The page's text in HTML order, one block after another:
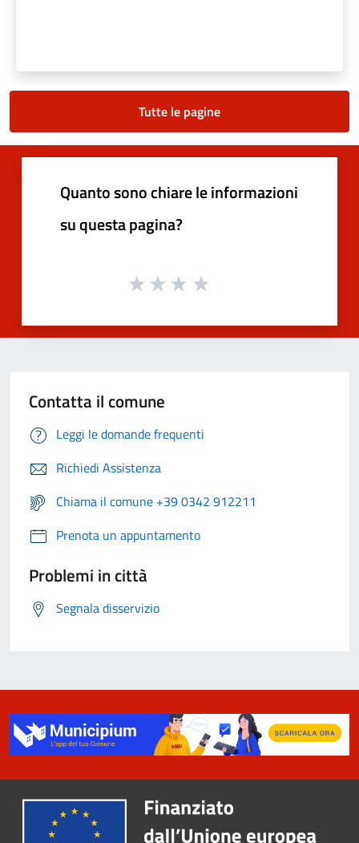
Tutte le pagine
Quanto sono chiare le informazioni
su questa pagina?
Contatta il comune
Leggi le domande frequenti
Richiedi Assistenza
Chiama il comune +39 0342 912211
Prenota un appuntamento
Problemi in città
Segnala disservizio